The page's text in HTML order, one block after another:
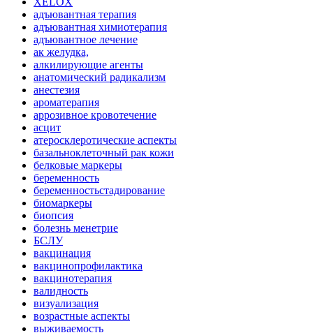
адъювантная терапия
адъювантная химиотерапия
адъювантное лечение
ак желудка,
алкилирующие агенты
анатомический радикализм
анестезия
ароматерапия
аррозивное кровотечение
асцит
атеросклеротические аспекты
базальноклеточный рак кожи
белковые маркеры
беременность
беременностьстадирование
биомаркеры
биопсия
болезнь менетрие
БСЛУ
вакцинация
вакцинопрофилактика
вакцинотерапия
валидность
визуализация
возрастные аспекты
выживаемость